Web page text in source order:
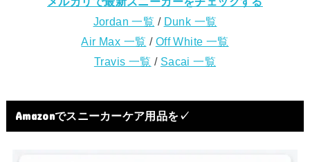
Jordan 一覧 / Dunk 一覧
Air Max 一覧 / Off White 一覧
Travis 一覧 / Sacai 一覧
Amazonでスニーカーケア用品を✓